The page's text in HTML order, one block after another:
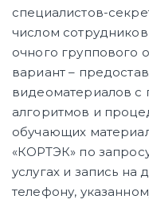
специалистов-
числом
очного группового
вариант –
видеоматериалов
алгоритмов и
обучающих
«КОРТЭК» по
услугах и запись
телефону,